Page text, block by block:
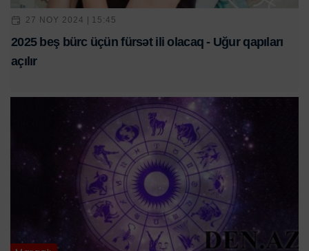
27 NOY 2024 | 15:45
2025 beş bürc üçün fürsət ili olacaq - Uğur qapıları
açılır